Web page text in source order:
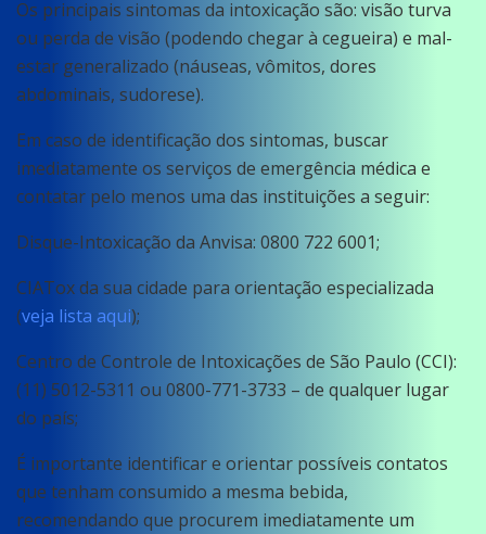
Os principais sintomas da intoxicação são: visão turva
ou perda de visão (podendo chegar à cegueira) e mal-
estar generalizado (náuseas, vômitos, dores
abdominais, sudorese).
Em caso de identificação dos sintomas, buscar
imediatamente os serviços de emergência médica e
contatar pelo menos uma das instituições a seguir:
Disque-Intoxicação da Anvisa: 0800 722 6001;
CIATox da sua cidade para orientação especializada
(veja lista aqui);
Centro de Controle de Intoxicações de São Paulo (CCI):
(11) 5012-5311 ou 0800-771-3733 – de qualquer lugar
do país;
É importante identificar e orientar possíveis contatos
que tenham consumido a mesma bebida,
recomendando que procurem imediatamente um